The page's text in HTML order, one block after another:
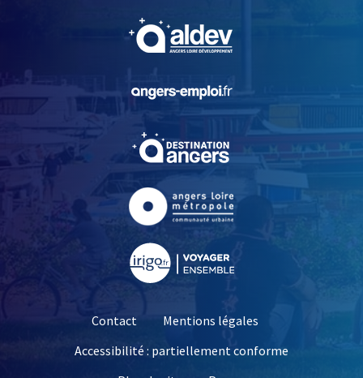
, Ouvre une nouvelle
, Ouvre une nouvelle
Contact
Mentions légales
Accessibilité : partiellement conforme